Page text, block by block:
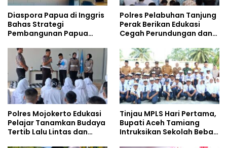
Diaspora Papua di Inggris
Bahas Strategi
Pembangunan Papua
Doktoral Internasional
Polres Pelabuhan Tanjung
Perak Berikan Edukasi
Cegah Perundungan dan
kepada Pelajar MPLS
Polres Mojokerto Edukasi
Pelajar Tanamkan Budaya
Tertib Lalu Lintas dan
Tinjau MPLS Hari Pertama,
Bupati Aceh Tamiang
Intruksikan Sekolah Bebas